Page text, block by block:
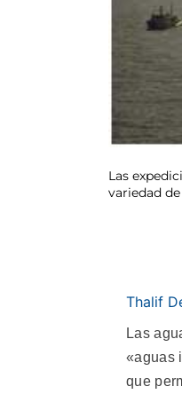
Las
variedad
Thalif
Las
«aguas
que